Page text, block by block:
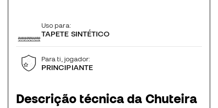
Uso para:
TAPETE SINTÉTICO
Para ti, jogador:
PRINCIPIANTE
Descrição técnica da Chuteira